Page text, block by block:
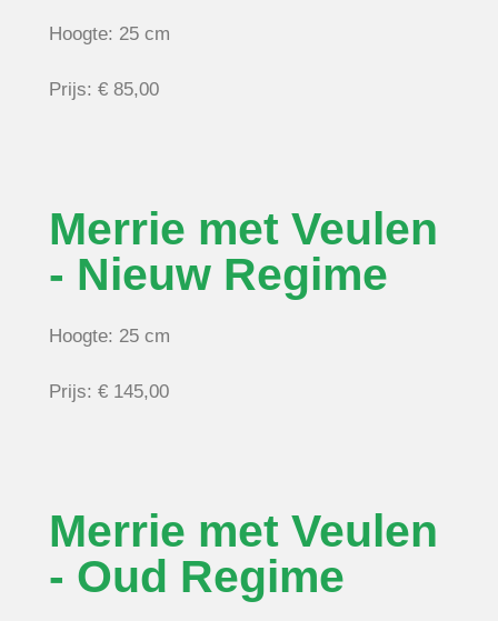
Hoogte: 25 cm
Prijs: € 85,00
Merrie met Veulen
- Nieuw Regime
Hoogte: 25 cm
Prijs: € 145,00
Merrie met Veulen
- Oud Regime